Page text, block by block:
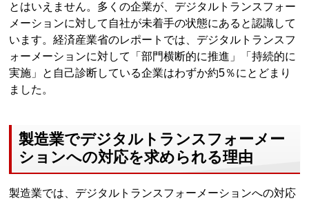
とはいえません。多くの企業が、デジタルトランスフォー
メーションに対して自社が未着手の状態にあると認識して
います。経済産業省のレポートでは、デジタルトランスフ
ォーメーションに対して「部門横断的に推進」「持続的に
実施」と自己診断している企業はわずか約5％にとどまり
ました。
製造業でデジタルトランスフォーメー
ションへの対応を求められる理由
製造業では、デジタルトランスフォーメーションへの対応